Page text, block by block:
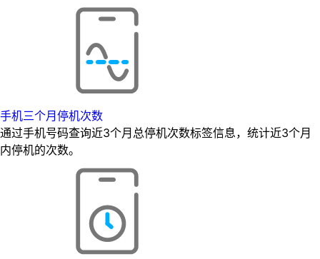
手机三个月停机次数
通过手机号码查询近3个月总停机次数标签信息，统计近3个月
内停机的次数。